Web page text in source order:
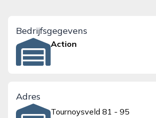
Bedrijfsgegevens
Action
Adres
Tournoysveld 81 - 95